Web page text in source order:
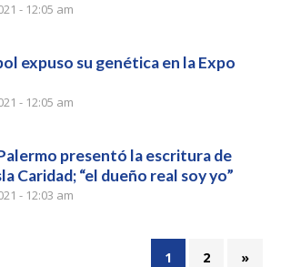
- 12:05 am
expuso su genética en la Expo
- 12:05 am
presentó la escritura de
Caridad; “el dueño real soy yo”
- 12:03 am
1 2 »